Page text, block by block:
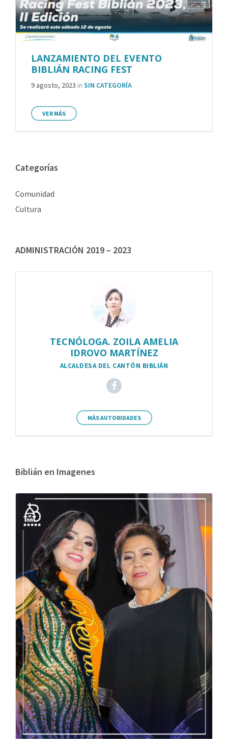
LANZAMIENTO DEL EVENTO
BIBLIÁN RACING FEST
9 agosto, 2023 in SIN CATEGORÍA
VER MÁS
Categorías
Comunidad
Cultura
ADMINISTRACIÓN 2019 – 2023
TECNÓLOGA. ZOILA AMELIA
IDROVO MARTÍNEZ
ALCALDESA DEL CANTÓN BIBLIÁN
MÁS AUTORIDADES
Biblián en Imagenes